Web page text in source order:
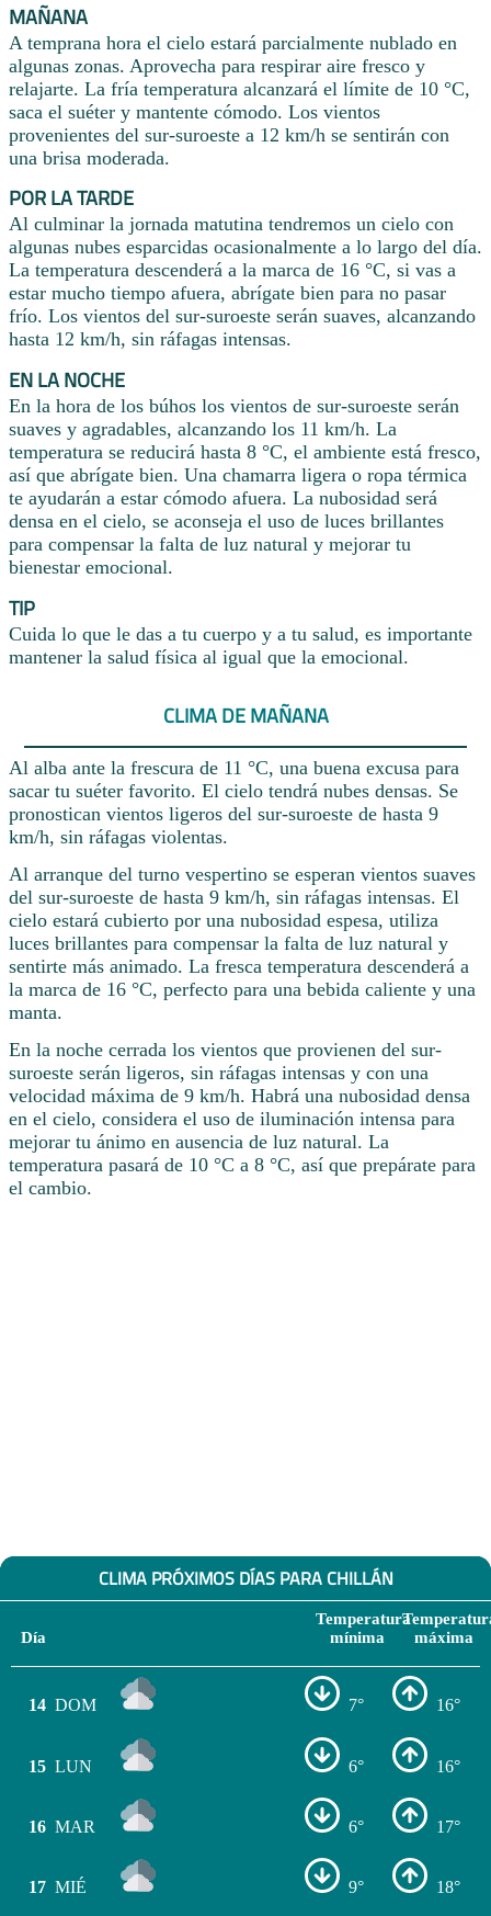
MAÑANA
A temprana hora el cielo estará parcialmente nublado en
algunas zonas. Aprovecha para respirar aire fresco y
relajarte. La fría temperatura alcanzará el límite de 10 °C,
saca el suéter y mantente cómodo. Los vientos
provenientes del sur-suroeste a 12 km/h se sentirán con
una brisa moderada.
POR LA TARDE
Al culminar la jornada matutina tendremos un cielo con
algunas nubes esparcidas ocasionalmente a lo largo del día.
La temperatura descenderá a la marca de 16 °C, si vas a
estar mucho tiempo afuera, abrígate bien para no pasar
frío. Los vientos del sur-suroeste serán suaves, alcanzando
hasta 12 km/h, sin ráfagas intensas.
EN LA NOCHE
En la hora de los búhos los vientos de sur-suroeste serán
suaves y agradables, alcanzando los 11 km/h. La
temperatura se reducirá hasta 8 °C, el ambiente está fresco,
así que abrígate bien. Una chamarra ligera o ropa térmica
te ayudarán a estar cómodo afuera. La nubosidad será
densa en el cielo, se aconseja el uso de luces brillantes
para compensar la falta de luz natural y mejorar tu
bienestar emocional.
TIP
Cuida lo que le das a tu cuerpo y a tu salud, es importante
mantener la salud física al igual que la emocional.
CLIMA DE MAÑANA
Al alba ante la frescura de 11 °C, una buena excusa para
sacar tu suéter favorito. El cielo tendrá nubes densas. Se
pronostican vientos ligeros del sur-suroeste de hasta 9
km/h, sin ráfagas violentas.
Al arranque del turno vespertino se esperan vientos suaves
del sur-suroeste de hasta 9 km/h, sin ráfagas intensas. El
cielo estará cubierto por una nubosidad espesa, utiliza
luces brillantes para compensar la falta de luz natural y
sentirte más animado. La fresca temperatura descenderá a
la marca de 16 °C, perfecto para una bebida caliente y una
manta.
En la noche cerrada los vientos que provienen del sur-
suroeste serán ligeros, sin ráfagas intensas y con una
velocidad máxima de 9 km/h. Habrá una nubosidad densa
en el cielo, considera el uso de iluminación intensa para
mejorar tu ánimo en ausencia de luz natural. La
temperatura pasará de 10 °C a 8 °C, así que prepárate para
el cambio.
CLIMA PRÓXIMOS DÍAS PARA CHILLÁN
Día
Temperatura
mínima
máxima
14 DOM 7° 16°
15 LUN 6° 16°
16 MAR 6° 17°
17 MIÉ 9° 18°